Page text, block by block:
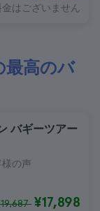
金はございません
最高のバ
バギーツアー
の声
¥17,898